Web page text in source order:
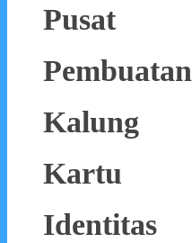
Pusat
Pembuatan
Kalung
Kartu
Identitas